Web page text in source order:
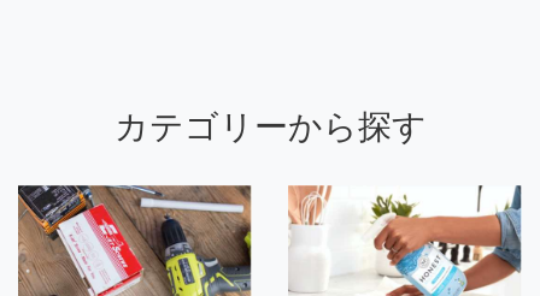
カテゴリーから探す